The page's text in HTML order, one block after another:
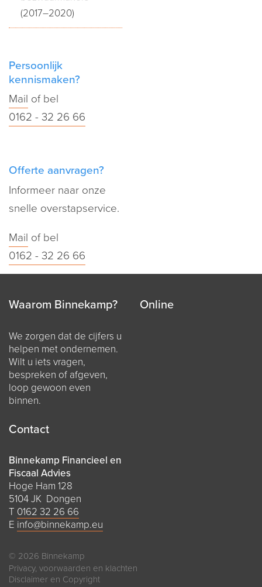
(2017–2020)
Persoonlijk
kennismaken?
Mail of bel
0162 - 32 26 66
Offerte aanvragen?
Informeer naar onze
snelle overstapservice.
Mail of bel
0162 - 32 26 66
Waarom Binnekamp?
We zorgen dat de cijfers u
helpen met ondernemen.
Wilt u iets vragen,
bespreken of afgeven,
loop gewoon even
binnen.
Online
Contact
Binnekamp Financieel en
Fiscaal Advies
Hoge Ham 128
5104 JK Dongen
T 0162 32 26 66
E info@binnekamp.eu
© 2026 Binnekamp
Privacy, voorwaarden en klachten
Disclaimer en Copyright